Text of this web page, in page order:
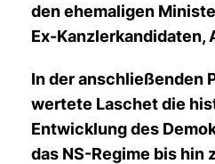
den ehemaligen
Ex-Kanzlerkandidaten,
In der anschließenden
wertete Laschet die
Entwicklung des
das NS-Regime bis hin